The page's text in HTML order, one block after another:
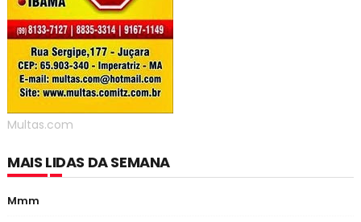
Multas.com
MAIS LIDAS DA SEMANA
Mmm